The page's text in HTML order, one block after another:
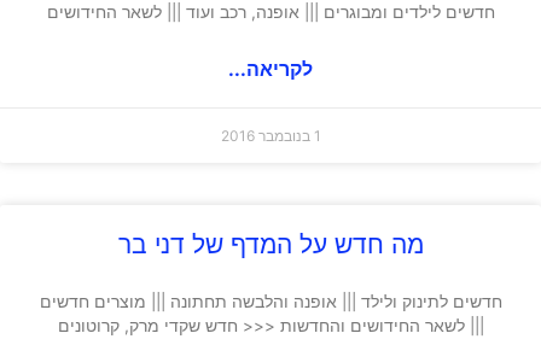
חדשים לילדים ומבוגרים ||| אופנה, רכב ועוד ||| לשאר החידושים
לקריאה...
1 בנובמבר 2016
מה חדש על המדף של דני בר
חדשים לתינוק ולילד ||| אופנה והלבשה תחתונה ||| מוצרים חדשים
||| לשאר החידושים והחדשות <<< חדש שקדי מרק, קרוטונים